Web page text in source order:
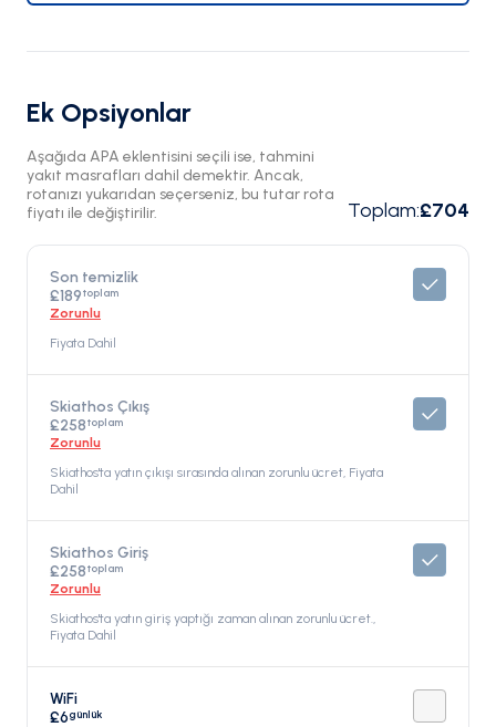
Ek Opsiyonlar
Aşağıda APA eklentisini seçili ise, tahmini
yakıt masrafları dahil demektir. Ancak,
rotanızı yukarıdan seçerseniz, bu tutar rota
fiyatı ile değiştirilir.
Toplam:£704
Son temizlik
£189toplam
Zorunlu
Fiyata Dahil
Skiathos Çıkış
£258toplam
Zorunlu
Skiathos'ta yatın çıkışı sırasında alınan zorunlu ücret, Fiyata
Dahil
Skiathos Giriş
£258toplam
Zorunlu
Skiathos'ta yatın giriş yaptığı zaman alınan zorunlu ücret.,
Fiyata Dahil
WiFi
£6günlük